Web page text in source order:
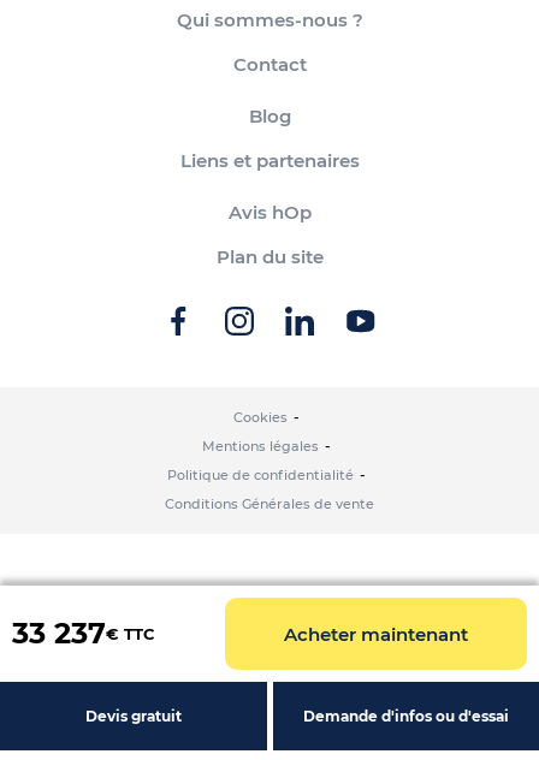
33 237€ TTC Acheter maintenant
Devis gratuit Demande d'infos ou d'essai
Qui sommes-nous ?
Contact
Blog
Liens et partenaires
Avis hOp
Plan du site
Cookies
Mentions légales
Politique de confidentialité
Conditions Générales de vente